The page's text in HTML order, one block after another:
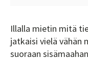
Illalla mietin mitä
jatkaisi vielä vähän
suoraan